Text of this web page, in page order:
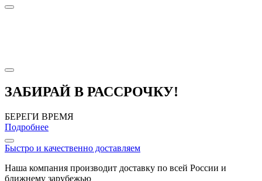
ЗАБИРАЙ В РАССРОЧКУ!
БЕРЕГИ ВРЕМЯ
Подробнее
Быстро и качественно доставляем
Наша компания производит доставку по всей России и
ближнему зарубежью